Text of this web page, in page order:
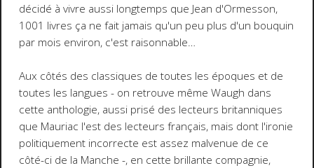
décidé à vivre aussi longtemps que Jean d'Ormesson,
1001 livres ça ne fait jamais qu'un peu plus d'un bouquin
par mois environ, c'est raisonnable…
Aux côtés des classiques de toutes les époques et de
toutes les langues - on retrouve même Waugh dans
cette anthologie, aussi prisé des lecteurs britanniques
que Mauriac l'est des lecteurs français, mais dont l'ironie
politiquement incorrecte est assez malvenue de ce
côté-ci de la Manche -, en cette brillante compagnie,